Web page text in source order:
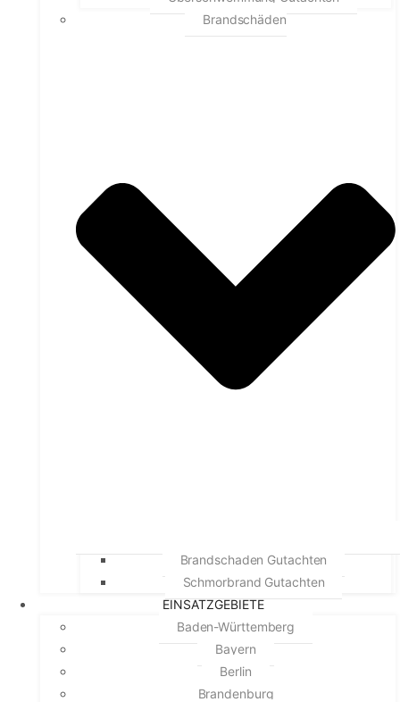
Brandschäden
Brandschaden Gutachten
Schmorbrand Gutachten
EINSATZGEBIETE
Baden-Württemberg
Bayern
Berlin
Brandenburg